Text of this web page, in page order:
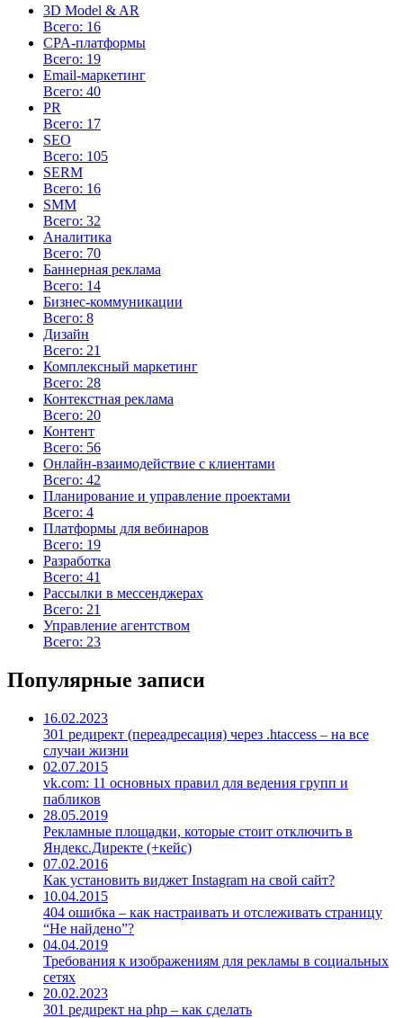
3D Model & AR
Всего: 16
CPA-платформы
Всего: 19
Email-маркетинг
Всего: 40
PR
Всего: 17
SEO
Всего: 105
SERM
Всего: 16
SMM
Всего: 32
Аналитика
Всего: 70
Баннерная реклама
Всего: 14
Бизнес-коммуникации
Всего: 8
Дизайн
Всего: 21
Комплексный маркетинг
Всего: 28
Контекстная реклама
Всего: 20
Контент
Всего: 56
Онлайн-взаимодействие с клиентами
Всего: 42
Планирование и управление проектами
Всего: 4
Платформы для вебинаров
Всего: 19
Разработка
Всего: 41
Рассылки в мессенджерах
Всего: 21
Управление агентством
Всего: 23
Популярные записи
16.02.2023
301 редирект (переадресация) через .htaccess – на все
случаи жизни
02.07.2015
vk.com: 11 основных правил для ведения групп и
пабликов
28.05.2019
Рекламные площадки, которые стоит отключить в
Яндекс.Директе (+кейс)
07.02.2016
Как установить виджет Instagram на свой сайт?
10.04.2015
404 ошибка – как настраивать и отслеживать страницу
“Не найдено”?
04.04.2019
Требования к изображениям для рекламы в социальных
сетях
20.02.2023
301 редирект на php – как сделать